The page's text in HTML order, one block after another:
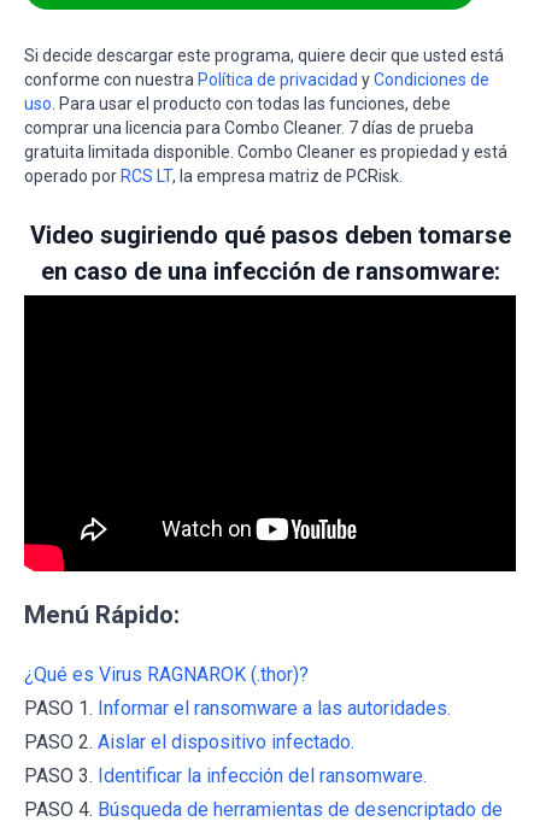
Si decide descargar este programa, quiere decir que usted está
conforme con nuestra Política de privacidad yCondiciones de
uso . Para usar el producto con todas las funciones, debe
comprar una licencia para Combo Cleaner. 7 días de prueba
gratuita limitada disponible. Combo Cleaner es propiedad y está
operado por RCS LT, la empresa matriz de PCRisk.
Video sugiriendo qué pasos deben tomarse
en caso de una infección de ransomware:
Menú Rápido:
¿Qué es Virus RAGNAROK (.thor)?
PASO 1. Informar el ransomware a las autoridades.
PASO 2. Aislar el dispositivo infectado.
PASO 3. Identificar la infección del ransomware.
PASO 4. Búsqueda de herramientas de desencriptado de